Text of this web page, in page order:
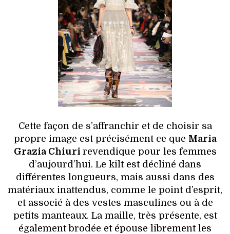
Cette façon de s’affranchir et de choisir sa
propre image est précisément ce que Maria
Grazia Chiuri revendique pour les femmes
d’aujourd’hui. Le kilt est décliné dans
différentes longueurs, mais aussi dans des
matériaux inattendus, comme le point d’esprit,
et associé à des vestes masculines ou à de
petits manteaux. La maille, très présente, est
également brodée et épouse librement les